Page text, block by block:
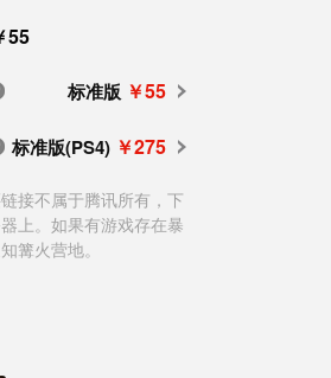
55
标准版 ￥55
标准版(PS4) ￥275
接不属于腾讯所有，下
上。如果有游戏存在暴
篝火营地。